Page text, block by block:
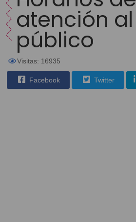
atención al
público
Visitas: 16935
Facebook Twitter